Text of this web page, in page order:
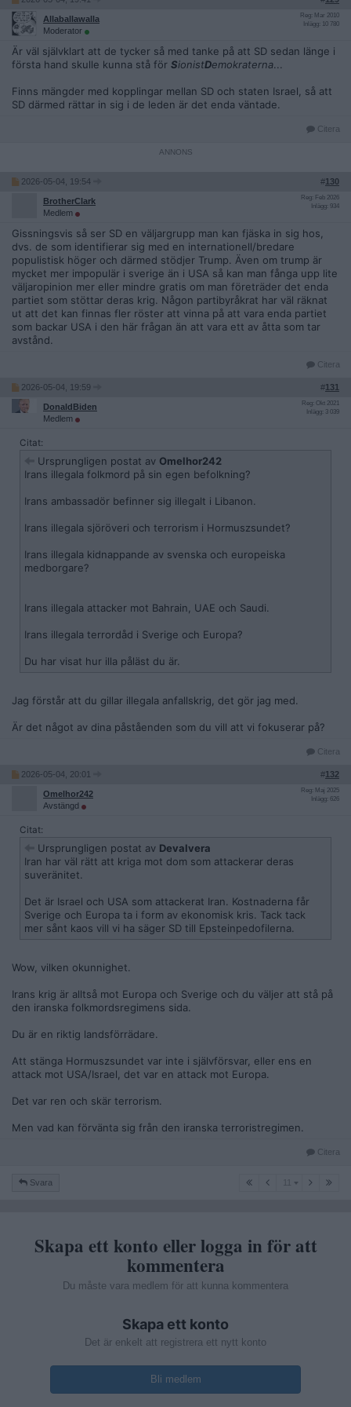
Allaballawalla
Moderator
Reg: Mar 2010
Inlägg: 10 780
Är väl självklart att de tycker så med tanke på att SD sedan länge i
första hand skulle kunna stå för SionistDemokraterna...
Finns mängder med kopplingar mellan SD och staten Israel, så att
SD därmed rättar in sig i de leden är det enda väntade.
Citera
2026-05-04, 19:54 #130
BrotherClark
Medlem
Reg: Feb 2026
Inlägg: 934
Gissningsvis så ser SD en väljargrupp man kan fjäska in sig hos,
dvs. de som identifierar sig med en internationell/bredare
populistisk höger och därmed stödjer Trump. Även om trump är
mycket mer impopulär i sverige än i USA så kan man fånga upp lite
väljaropinion mer eller mindre gratis om man företräder det enda
partiet som stöttar deras krig. Någon partibyråkrat har väl räknat
ut att det kan finnas fler röster att vinna på att vara enda partiet
som backar USA i den här frågan än att vara ett av åtta som tar
avstånd.
Citera
2026-05-04, 19:59 #131
DonaldBiden
Medlem
Reg: Okt 2021
Inlägg: 3 039
Citat:
Ursprungligen postat av Omelhor242
Irans illegala folkmord på sin egen befolkning?
Irans ambassadör befinner sig illegalt i Libanon.
Irans illegala sjöröveri och terrorism i Hormuszsundet?
Irans illegala kidnappande av svenska och europeiska
medborgare?
Irans illegala attacker mot Bahrain, UAE och Saudi.
Irans illegala terrordåd i Sverige och Europa?
Du har visat hur illa påläst du är.
Jag förstår att du gillar illegala anfallskrig, det gör jag med.
Är det något av dina påståenden som du vill att vi fokuserar på?
Citera
2026-05-04, 20:01 #132
Omelhor242
Avstängd
Reg: Maj 2025
Inlägg: 626
Citat:
Ursprungligen postat av Devalvera
Iran har väl rätt att kriga mot dom som attackerar deras
suveränitet.
Det är Israel och USA som attackerat Iran. Kostnaderna får
Sverige och Europa ta i form av ekonomisk kris. Tack tack
mer sånt kaos vill vi ha säger SD till Epsteinpedofilerna.
Wow, vilken okunnighet.
Irans krig är alltså mot Europa och Sverige och du väljer att stå på
den iranska folkmordsregimens sida.
Du är en riktig landsförrädare.
Att stänga Hormuszsundet var inte i självförsvar, eller ens en
attack mot USA/Israel, det var en attack mot Europa.
Det var ren och skär terrorism.
Men vad kan förvänta sig från den iranska terroristregimen.
Citera
Svara
Skapa ett konto eller logga in för att
kommentera
Du måste vara medlem för att kunna kommentera
Skapa ett konto
Det är enkelt att registrera ett nytt konto
Bli medlem